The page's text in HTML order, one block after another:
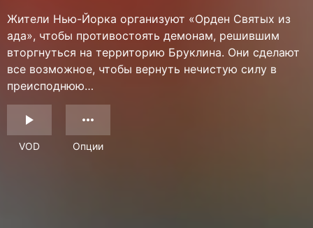
Жители Нью-Йорка организуют «Орден Святых из
ада», чтобы противостоять демонам, решившим
вторгнуться на территорию Бруклина. Они сделают
все возможное, чтобы вернуть нечистую силу в
преисподнюю…
VOD Опции